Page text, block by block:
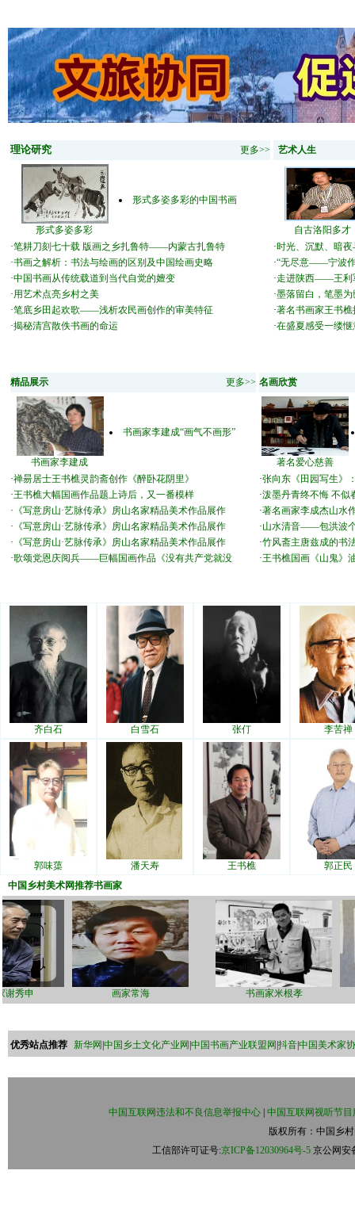
理论研究 更多>>
形式多姿多彩
形式多姿多彩的中国书画
·笔耕刀刻七十载 版画之乡扎鲁特——内蒙古扎鲁特
·书画之解析：书法与绘画的区别及中国绘画史略
·中国书画从传统载道到当代自觉的嬗变
·用艺术点亮乡村之美
·笔底乡田起欢歌——浅析农民画创作的审美特征
·揭秘清宫散佚书画的命运
艺术人生
自古洛阳多才
·时光、沉默、暗
·“无尽意——宁波作
·走进陕西——王利
·墨落留白，笔墨
·著名书画家王书
·在盛夏感受一缕
精品展示 更多>>
书画家李建成
书画家李建成“画气不画形”
·禅昜居士王书樵灵韵斋创作《醉卧花阴里》
·王书樵大幅国画作品题上诗后，又一番模样
· 《写意房山·艺脉传承》房山名家精品美术作品展作
· 《写意房山·艺脉传承》房山名家精品美术作品展作
· 《写意房山·艺脉传承》房山名家精品美术作品展作
·歌颂党恩庆阅兵——巨幅国画作品《没有共产党就没
名画欣赏
著名爱心慈善
·张向东《田园写生》
·泼墨丹青终不悔 不
·著名画家李成杰山水
·山水清音——包洪波
·竹风斋主唐兹成的书
·王书樵国画《山鬼》
齐白石 白雪石 张仃 李苦禅
郭味蕖 潘天寿 王书樵
郭正民
中国乡村美术网推荐书画家
法家谢秀申 画家常海 书画家米根孝
优秀站点推荐 新华网 中国乡土文化产业网 中国书画产业联盟网 抖音中国美术家
中国互联网违法和不良信息举报中心 |中国互联网视听节
版权所有：中国乡
工信部许可证号:京ICP备12030964号-5 京公网安